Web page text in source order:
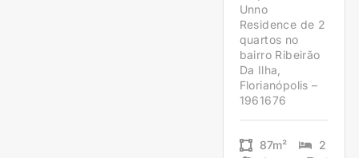
Unno
Residence de 2
quartos no
bairro Ribeirão
Da Ilha,
Florianópolis –
1961676
87m²
2